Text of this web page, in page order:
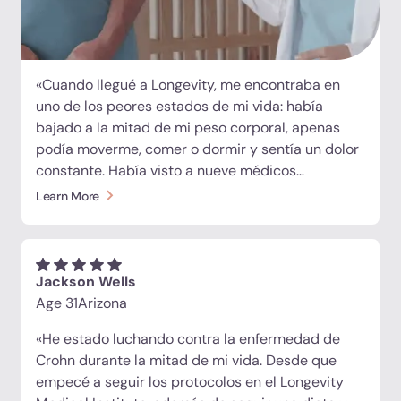
«Cuando llegué a Longevity, me encontraba en
uno de los peores estados de mi vida: había
bajado a la mitad de mi peso corporal, apenas
podía moverme, comer o dormir y sentía un dolor
constante. Había visto a nueve médicos
diferentes en el transcurso de un año y estaba
a fondo y me dio respuestas. Hoy he vuelto a
comer con normalidad, he recuperado mis fuerzas
y la mejoría ha sido increíble. Ha sido una
Learn More
Jackson Wells
Age 31Arizona
«He estado luchando contra la enfermedad de
Crohn durante la mitad de mi vida. Desde que
empecé a seguir los protocolos en el Longevity